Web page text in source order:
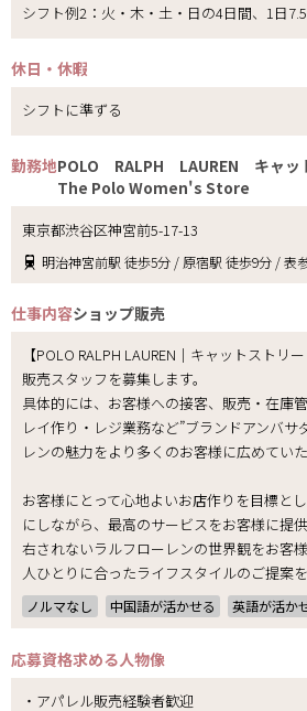
シフト例2：火・木・土・日の4日間、1日
休日・休暇
シフトに準ずる
勤務地POLO RALPH LAUREN キャッ
The Polo Women's Store
東京都渋谷区神宮前5-17-13
明治神宮前駅 徒歩5分 / 原宿駅 徒歩9分 / 表
仕事内容ショップ販売
【POLO RALPH LAUREN｜キャットストリ
販売スタッフを募集します。
具体的には、お客様への接客、販売・在庫
レイ作り・レジ業務など”ブランドアンバサ
レンの魅力をより多くのお客様に広めてい
お客様にとって心地よいお店作りを目標と
にしながら、最高のサービスをお客様に提
右されないラルフローレンの世界観をお客
人ひとりに合ったライフスタイルのご提案を
ノルマなし 中国語が活かせる 英語が活か
応募資格求める人物像
・アパレル販売経験者歓迎